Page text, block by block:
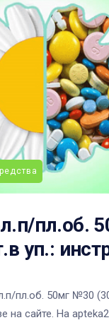
пл.об.
уп.:
пл.об. 50мг №30
на сайте. На